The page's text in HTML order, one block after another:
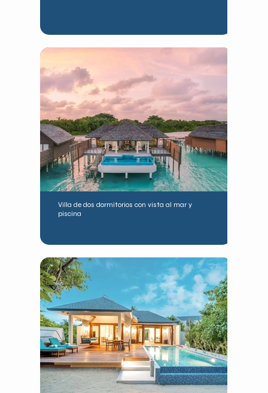
Villa de dos dormitorios con vista al mar y
piscina